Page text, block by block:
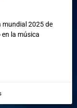
mundial 2025 de
la música